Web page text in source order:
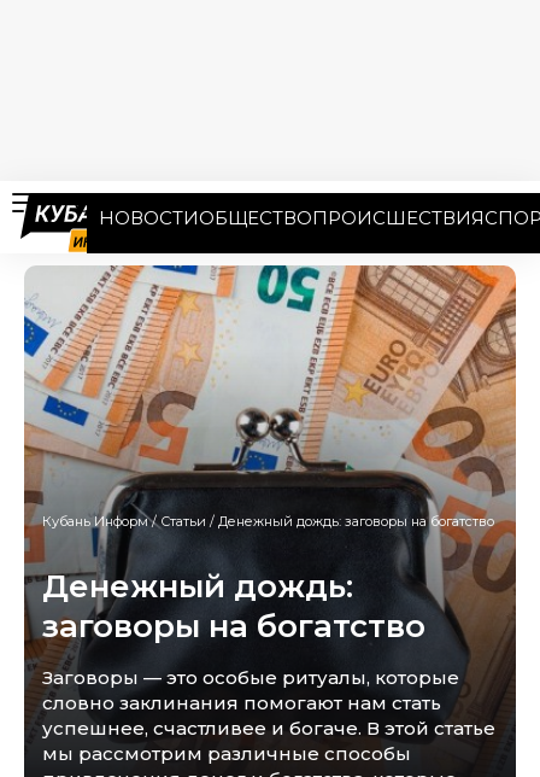
НОВОСТИОБЩЕСТВОПРОИСШЕСТВИЯ
Кубань Информ/Статьи / Денежный дождь: заговоры на богатство
Денежный дождь:
заговоры на богатство
Заговоры — это особые ритуалы, которые
словно заклинания помогают нам стать
успешнее, счастливее и богаче. В этой статье
мы рассмотрим различные способы